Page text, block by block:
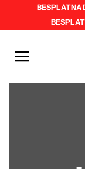
BESPLATNA